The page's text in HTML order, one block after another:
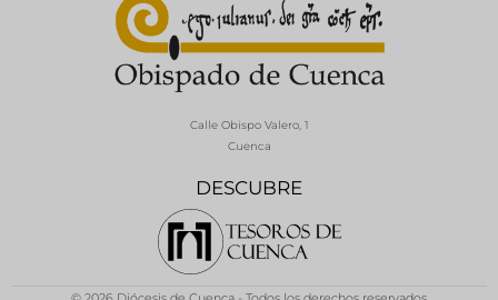
DESCUBRE
Calle Obispo Valero, 1
Cuenca